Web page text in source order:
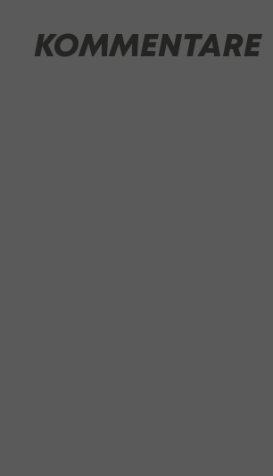
KOMMENTARE